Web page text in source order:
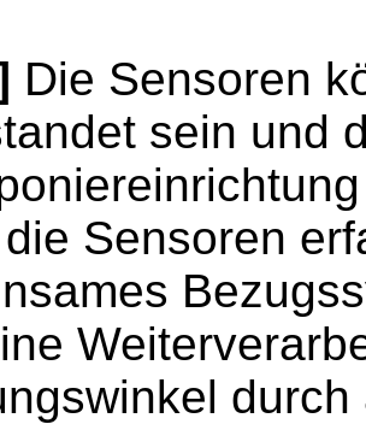
Die Sensoren
sein und
Sensoren